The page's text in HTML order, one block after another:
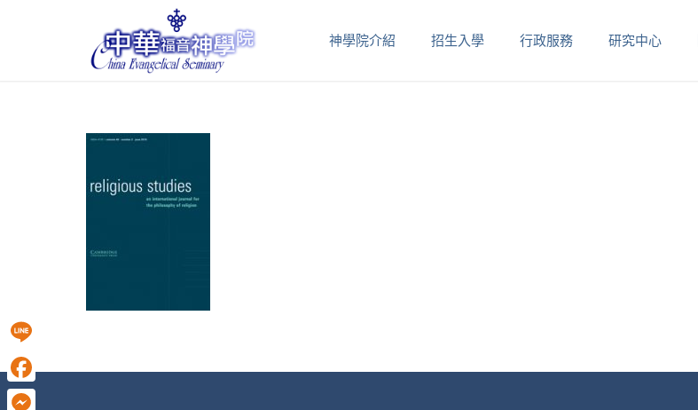
神學院介紹 招生入學 行政服務 研究中心
Line
Facebook